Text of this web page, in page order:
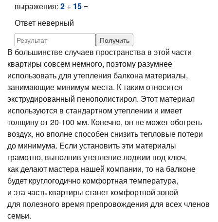
выражения: 2 + 15 =
Ответ неверный
В большинстве случаев пространства в этой части
квартиры совсем немного, поэтому разумнее
использовать для утепления балкона материалы,
занимающие минимум места. К таким относится
экструдированный пенополистирол. Этот материал
используются в стандартном утеплении и имеет
толщину от 20-100 мм. Конечно, он не может обогреть
воздух, но вполне способен снизить тепловые потери
до минимума. Если установить эти материалы
грамотно, выполнив утепление лоджии под ключ,
как делают мастера нашей компании, то на балконе
будет круглогодично комфортная температура,
и эта часть квартиры станет комфортной зоной
для полезного время препровождения для всех членов
семьи.